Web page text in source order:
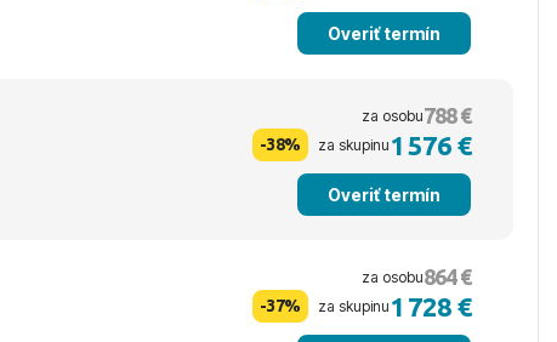
Overiť termín
za osobu788 €
-38% za skupinu 1 576 €
Overiť termín
za osobu864 €
-37% za skupinu 1 728 €